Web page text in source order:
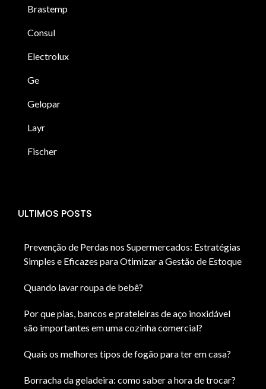
Brastemp
Consul
Electrolux
Ge
Gelopar
Layr
Fischer
ULTIMOS POSTS
Prevenção de Perdas nos Supermercados: Estratégias
Simples e Eficazes para Otimizar a Gestão de Estoque
Quando lavar roupa de bebê?
Por que pias, bancos e prateleiras de aço inoxidável
são importantes em uma cozinha comercial?
Quais os melhores tipos de fogão para ter em casa?
Borracha da geladeira: como saber a hora de trocar?